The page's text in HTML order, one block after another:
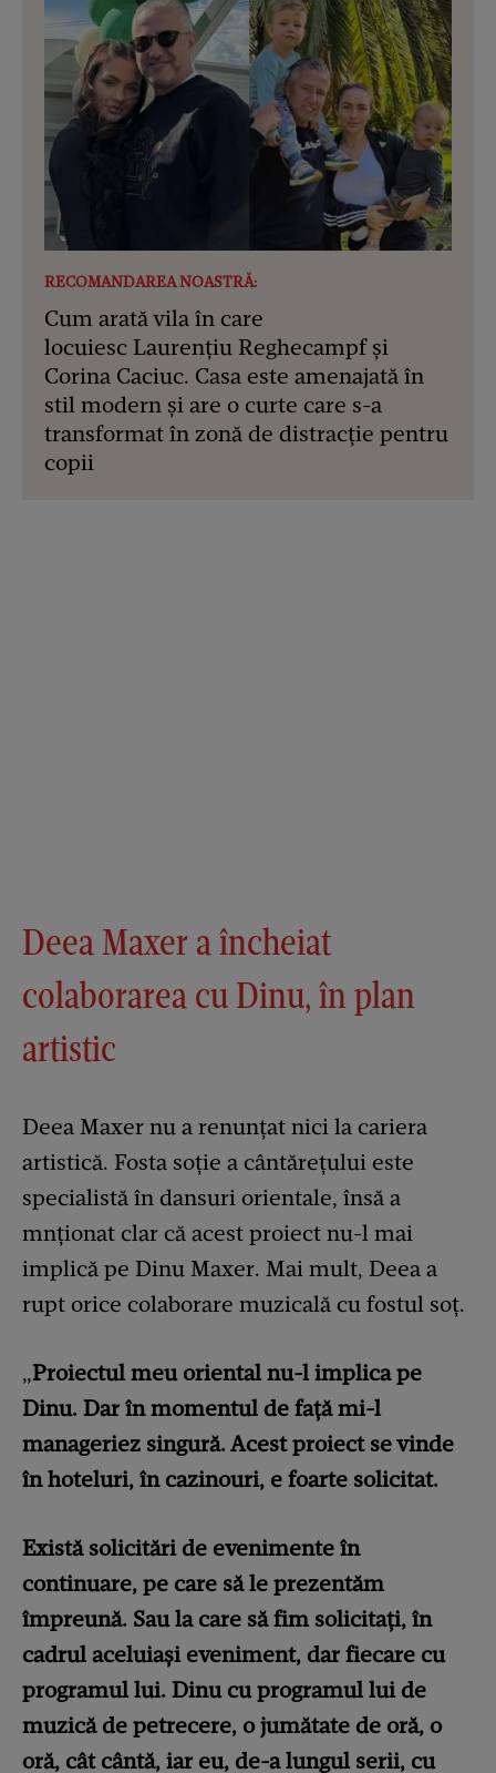
RECOMANDAREA NOASTRĂ:
Cum arată vila în care
locuiesc Laurențiu Reghecampf și
Corina Caciuc. Casa este amenajată în
stil modern și are o curte care s-a
transformat în zonă de distracție pentru
copii
Deea Maxer a încheiat
colaborarea cu Dinu, în plan
artistic
Deea Maxer nu a renunțat nici la cariera
artistică. Fosta soție a cântărețului este
specialistă în dansuri orientale, însă a
mnționat clar că acest proiect nu-l mai
implică pe Dinu Maxer. Mai mult, Deea a
rupt orice colaborare muzicală cu fostul soț.
„Proiectul meu oriental nu-l implica pe
Dinu. Dar în momentul de față mi-l
manageriez singură. Acest proiect se vinde
în hoteluri, în cazinouri, e foarte solicitat.
Există solicitări de evenimente în
continuare, pe care să le prezentăm
împreună. Sau la care să fim solicitați, în
cadrul aceluiași eveniment, dar fiecare cu
programul lui. Dinu cu programul lui de
muzică de petrecere, o jumătate de oră, o
oră, cât cântă, iar eu, de-a lungul serii, cu